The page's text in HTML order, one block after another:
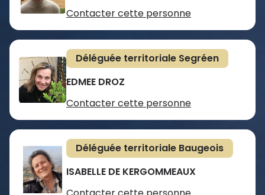
Contacter cette personne
Déléguée territoriale Segréen
EDMEE DROZ
Contacter cette personne
Déléguée territoriale Baugeois
ISABELLE DE KERGOMMEAUX